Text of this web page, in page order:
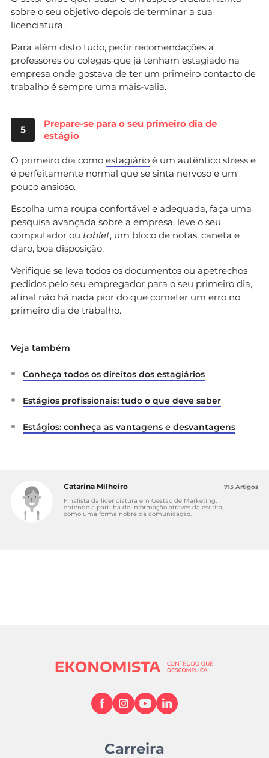
sobre o seu objetivo depois de terminar a sua
licenciatura.
Para além disto tudo, pedir recomendações a
professores ou colegas que já tenham estagiado na
empresa onde gostava de ter um primeiro contacto de
trabalho é sempre uma mais-valia.
5
Prepare-se para o seu primeiro dia de
estágio
O primeiro dia como estagiário é um autêntico stress e
é perfeitamente normal que se sinta nervoso e um
pouco ansioso.
Escolha uma roupa confortável e adequada, faça uma
pesquisa avançada sobre a empresa, leve o seu
computador ou tablet, um bloco de notas, caneta e
claro, boa disposição.
Verifique se leva todos os documentos ou apetrechos
pedidos pelo seu empregador para o seu primeiro dia,
afinal não há nada pior do que cometer um erro no
primeiro dia de trabalho.
Veja também
Conheça todos os direitos dos estagiários
Estágios profissionais: tudo o que deve saber
Estágios: conheça as vantagens e desvantagens
Catarina Milheiro
Finalista da licenciatura em Gestão de Marketing,
entende a partilha de informação através da escrita,
como uma forma nobre da comunicação.
713 Artigos
Carreira